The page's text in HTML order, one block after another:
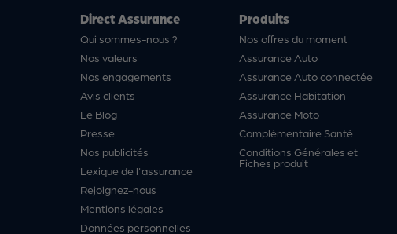
Direct Assurance
Qui sommes-nous ?
Nos valeurs
Nos engagements
Avis clients
Le Blog
Presse
Nos publicités
Lexique de l'assurance
Rejoignez-nous
Mentions légales
Données personnelles
Produits
Nos offres du moment
Assurance Auto
Assurance Auto connectée
Assurance Habitation
Assurance Moto
Complémentaire Santé
Conditions Générales et
Fiches produit